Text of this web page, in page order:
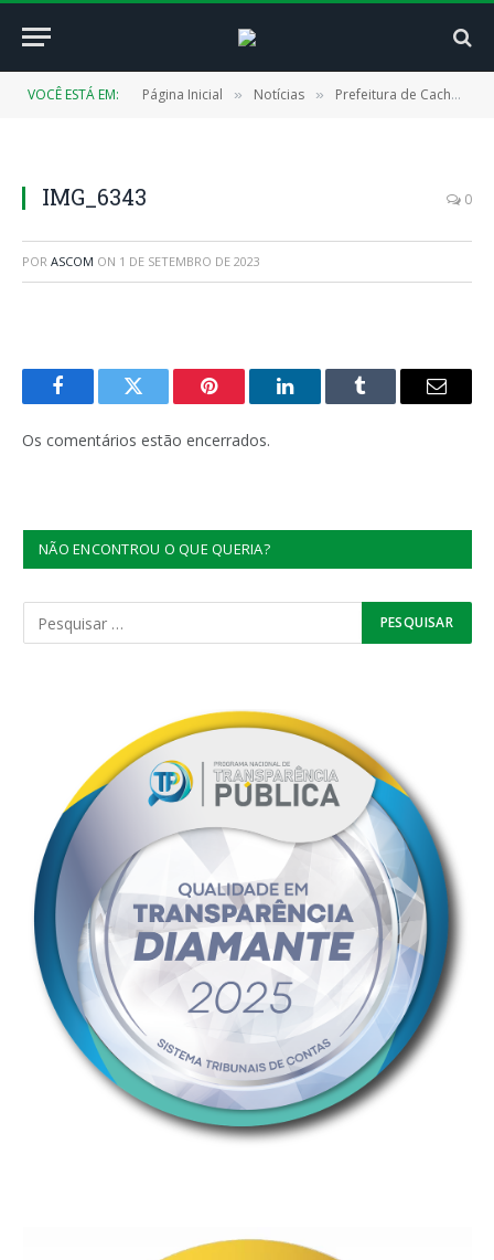
VOCÊ ESTÁ EM: Página Inicial » Notícias » Prefeitura de Cachoeira do Piriá inaugura ampliação da Escola Igarapé de Areia
IMG_6343 0
POR ASCOM ON 1 DE SETEMBRO DE 2023
FacebookTwitter Pinterest LinkedInTumblr
E-
Os comentários estão encerrados.
NÃO ENCONTROU O QUE QUERIA?